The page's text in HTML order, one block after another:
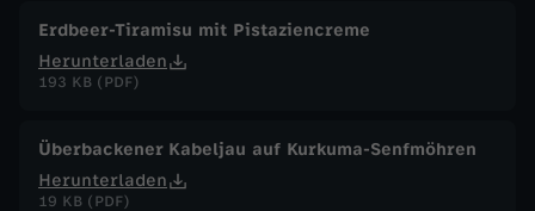
Erdbeer-Tiramisu mit Pistaziencreme
Herunterladen
193 KB (PDF)
Überbackener Kabeljau auf Kurkuma-Senfmöhren
Herunterladen
19 KB (PDF)